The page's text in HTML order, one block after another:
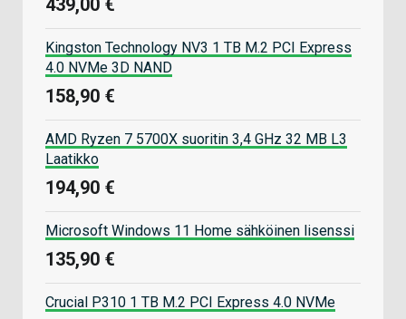
439,00 €
Kingston Technology NV3 1 TB M.2 PCI Express
4.0 NVMe 3D NAND
158,90 €
AMD Ryzen 7 5700X suoritin 3,4 GHz 32 MB L3
Laatikko
194,90 €
Microsoft Windows 11 Home sähköinen lisenssi
135,90 €
Crucial P310 1 TB M.2 PCI Express 4.0 NVMe